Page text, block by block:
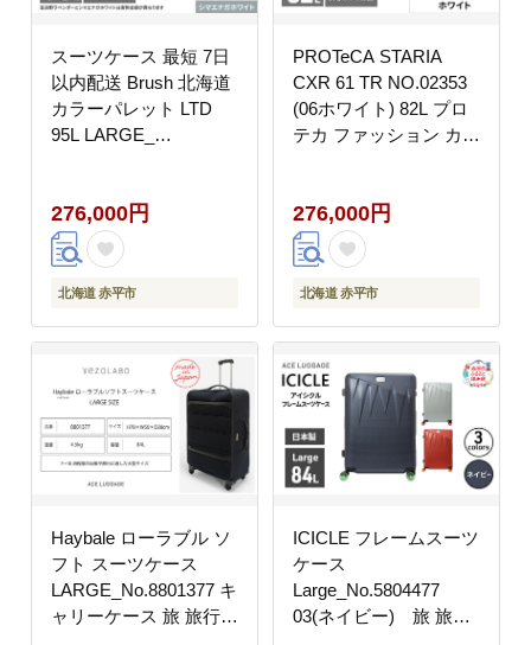
スーツケース 最短 7日
以内配送 Brush 北海道
カラーパレット LTD
95L LARGE_
ス 旅 キャリー かばん
バッグ 国産 日本製 北
海道 赤平市
276,000円
北海道 赤平市
PROTeCA STARIA
CXR 61 TR NO.02353
(06ホワイト) 82L プロ
テカ ファッション カバ
音性 高機能 スーツケー
ス キャリーケース 旅
キャリー バッグ 国産
276,000円
北海道 赤平市
Haybale ローラブル ソ
フト スーツケース
LARGE_No.8801377 キ
ャリーケース 旅 旅行
ICICLE フレームスーツ
ケース
Large_No.5804477
03(ネイビー) 旅 旅行